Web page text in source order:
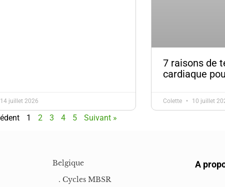
14 juillet 2026
7 raisons de
cardiaque
Colette 10 juillet
1 2 3 4 5 Suivant »
Belgique
. Cycles MBSR
A